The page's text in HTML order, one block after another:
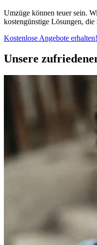
Umzüge können teuer sein.
kostengünstige Lösungen,
Kostenlose Angebote erhalten!
Unsere